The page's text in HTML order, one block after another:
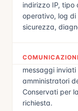
indirizzo IP, tipo
operativo, log di
sicurezza,
COMUNICAZIONI
messaggi
amministratori
Conservati per
richiesta.